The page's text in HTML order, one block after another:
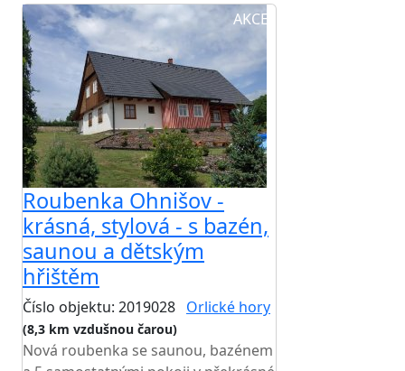
AKCE
Roubenka Ohnišov -
krásná, stylová - s bazén,
saunou a dětským
hřištěm
Číslo objektu: 2019028 Orlické hory
(8,3 km vzdušnou čarou)
Nová roubenka se saunou, bazénem